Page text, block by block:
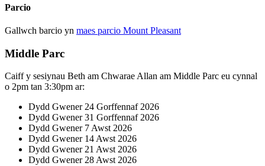
Parcio
Gallwch barcio yn maes parcio Mount Pleasant
Middle Parc
Caiff y sesiynau Beth am Chwarae Allan am Middle Parc eu cynnal
o 2pm tan 3:30pm ar:
Dydd Gwener 24 Gorffennaf 2026
Dydd Gwener 31 Gorffennaf 2026
Dydd Gwener 7 Awst 2026
Dydd Gwener 14 Awst 2026
Dydd Gwener 21 Awst 2026
Dydd Gwener 28 Awst 2026